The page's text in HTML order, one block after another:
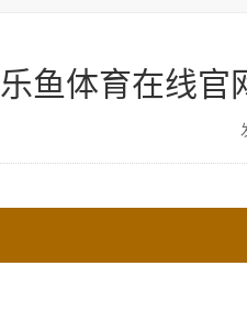
乐鱼体育在线官